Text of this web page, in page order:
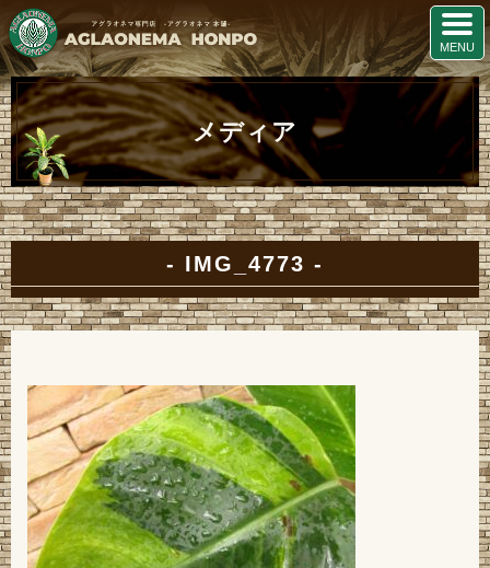
メディア
IMG_4773